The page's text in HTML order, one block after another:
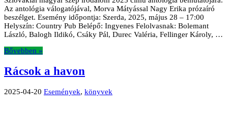
Az antológia válogatójával, Morva Mátyással Nagy Erika prózaíró
beszélget. Esemény időpontja: Szerda, 2025, május 28 – 17:00
Helyszín: Country Pub Belépő: Ingyenes Felolvasnak: Bolemant
László, Balogh Ildikó, Csáky Pál, Durec Valéria, Fellinger Károly, …
Bővebben »
Rácsok a havon
2025-04-20 Események, könyvek